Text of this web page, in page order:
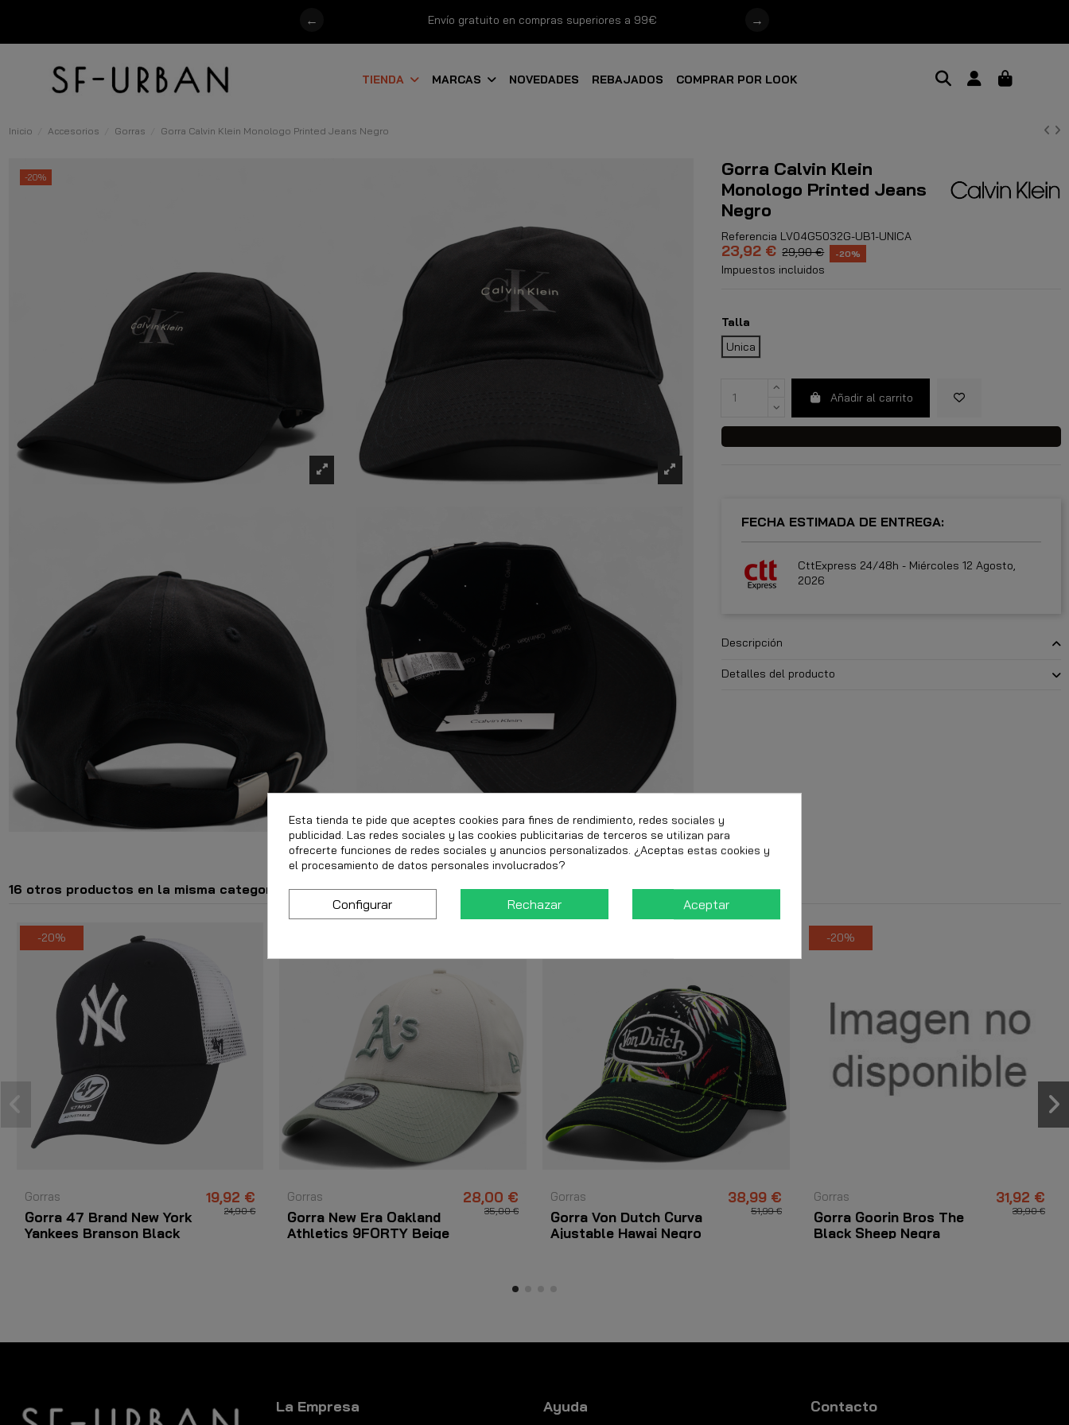
Envío gratuito en compras superiores a 99€
← →
TIENDA MARCAS NOVEDADES REBAJADOS COMPRAR POR LOOK
Inicio Accesorios Gorras Gorra Calvin Klein Monologo Printed Jeans Negro
-20%
Gorra Calvin Klein
Monologo Printed Jeans
Negro
Referencia LV04G5032G-UB1-UNICA
23,92 € 29,90 € -20%
Impuestos incluidos
Talla
Unica
Añadir al carrito
FECHA ESTIMADA DE ENTREGA:
CttExpress 24/48h - Miércoles 12 Agosto,
2026
Descripción
Detalles del producto
16 otros productos en la misma categoría:
-20%
Gorras
Gorra 47 Brand New York
Yankees Branson Black
19,92 €
24,90 €
Gorras
Gorra New Era Oakland
Athletics 9FORTY Beige
28,00 €
35,00 €
Gorras
Gorra Von Dutch Curva
Ajustable Hawai Negro
38,99 €
51,99 €
-20%
Gorras
Gorra Goorin Bros The
Black Sheep Negra
31,92 €
39,90 €
La Empresa Ayuda Contacto
Esta tienda te pide que aceptes cookies para fines de rendimiento, redes sociales y
publicidad. Las redes sociales y las cookies publicitarias de terceros se utilizan para
ofrecerte funciones de redes sociales y anuncios personalizados. ¿Aceptas estas cookies y
el procesamiento de datos personales involucrados?
Configurar Rechazar Aceptar